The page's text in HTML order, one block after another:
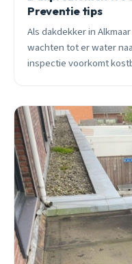
Preventie tips
Als dakdekker in
wachten tot er water
inspectie voorkomt